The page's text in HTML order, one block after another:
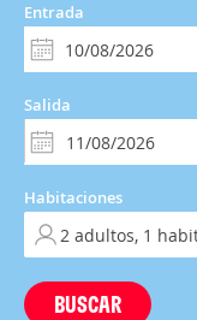
Entrada
Salida
Habitaciones
BUSCAR